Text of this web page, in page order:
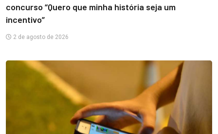
concurso “Quero que minha história seja um
incentivo”
2 de agosto de 2026